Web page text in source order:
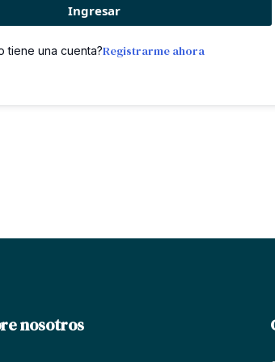
Ingresar
tiene una cuenta?Registrarme ahora
nosotros